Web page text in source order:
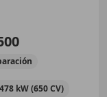
478 kW (650 CV)